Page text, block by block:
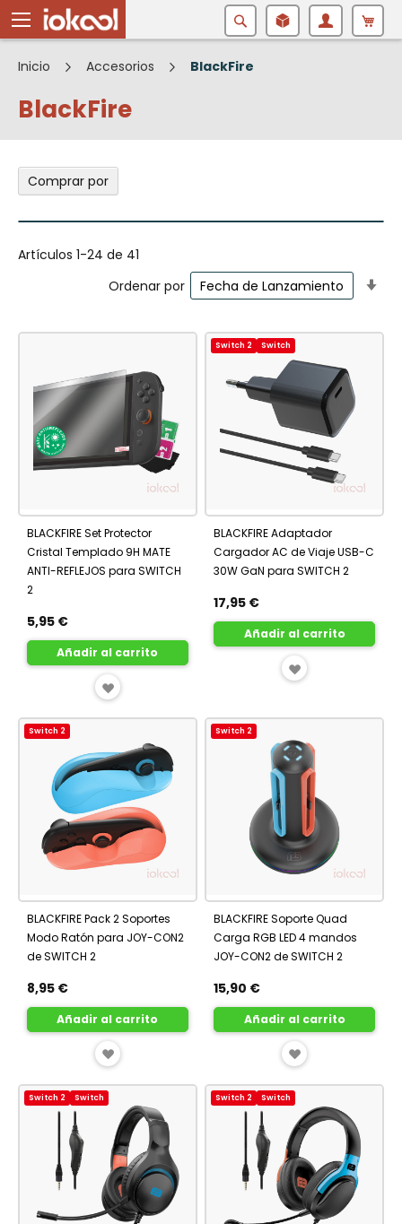
Buscar
Inicio Accesorios BlackFire
BlackFire
Artículos 1-24 de 41
Ordenar por
BLACKFIRE Set Protector
Cristal Templado 9H MATE
ANTI-REFLEJOS para SWITCH
2
5,95 €
Añadir al carrito
AÑADIR
Switch 2 Switch
BLACKFIRE Adaptador
Cargador AC de Viaje USB-C
30W GaN para SWITCH 2
17,95 €
Añadir al carrito
AÑADIR
FAVORITOS
Switch 2
BLACKFIRE Pack 2 Soportes
Modo Ratón para JOY-CON2
de SWITCH 2
8,95 €
Añadir al carrito
AÑADIR
FAVORITOS
Switch 2
BLACKFIRE Soporte Quad
Carga RGB LED 4 mandos
JOY-CON2 de SWITCH 2
15,90 €
Añadir al carrito
AÑADIR
FAVORITOS
Switch 2 Switch Switch 2 Switch
Comprar por